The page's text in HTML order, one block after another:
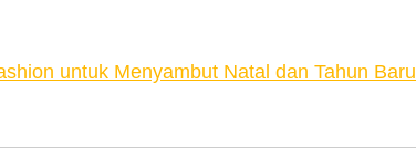
untuk Menyambut Natal dan Tahun Baru